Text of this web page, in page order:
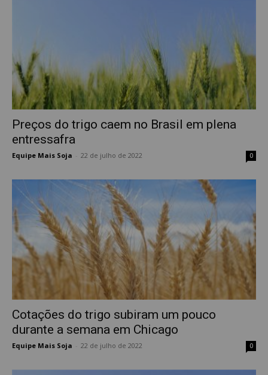
Preços do trigo caem no Brasil em plena
entressafra
Equipe Mais Soja 22 de julho de 2022 0
Cotações do trigo subiram um pouco
durante a semana em Chicago
Equipe Mais Soja 22 de julho de 2022 0